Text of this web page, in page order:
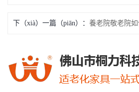
下（xià）一篇（piān）：